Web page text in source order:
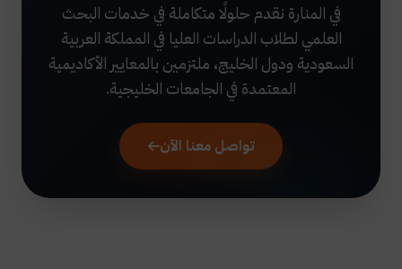
في المنارة نقدم حلولًا متكاملة في خدمات البحث
العلمي لطلاب الدراسات العليا في المملكة العربية
السعودية ودول الخليج، ملتزمين بالمعايير الأكاديمية
المعتمدة في الجامعات الخليجية.
تواصل معنا الآن